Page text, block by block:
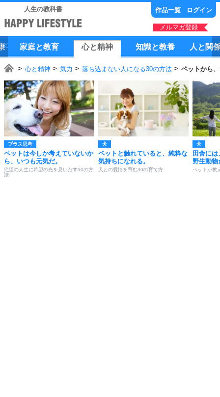
人生の教科書 作品一覧 ログイン
メルマガ登録
家庭と教育 心と精神 知識と教養 人 と 関
心と精神 気力 落ち込まない人になる30の方法 ペットから
プラス思考
ペットは今しか考えていないか
ら、いつも元気だ。
絶望の人生に希望の光を見いだす30の方
法
犬
ペットと触れていると、純粋な
気持ちになれる。
犬との愛情を育む30の育て方
犬
田舎に
野生動物
ペットが教